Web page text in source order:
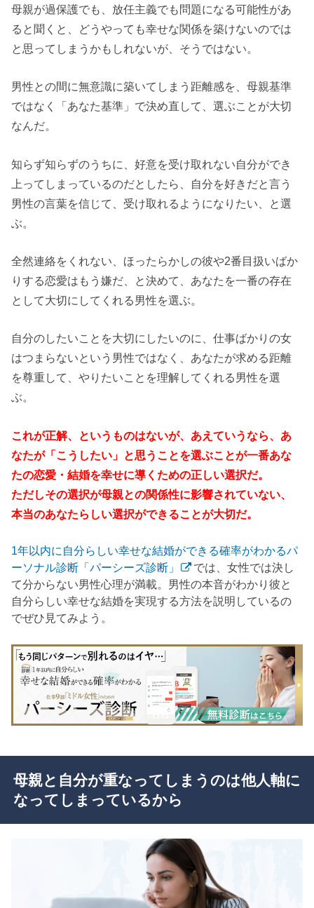
母親が過保護でも、放任主義でも問題になる可能性があ
ると聞くと、どうやっても幸せな関係を築けないのでは
と思ってしまうかもしれないが、そうではない。
男性との間に無意識に築いてしまう距離感を、母親基準
ではなく「あなた基準」で決め直して、選ぶことが大切
なんだ。
知らず知らずのうちに、好意を受け取れない自分ができ
上ってしまっているのだとしたら、自分を好きだと言う
男性の言葉を信じて、受け取れるようになりたい、と選
ぶ。
全然連絡をくれない、ほったらかしの彼や2番目扱いばか
りする恋愛はもう嫌だ、と決めて、あなたを一番の存在
として大切にしてくれる男性を選ぶ。
自分のしたいことを大切にしたいのに、仕事ばかりの女
はつまらないという男性ではなく、あなたが求める距離
を尊重して、やりたいことを理解してくれる男性を選
ぶ。
これが正解、というものはないが、あえていうなら、あ
なたが「こうしたい」と思うことを選ぶことが一番あな
たの恋愛・結婚を幸せに導くための正しい選択だ。
ただしその選択が母親との関係性に影響されていない、
本当のあなたらしい選択ができることが大切だ。
1年以内に自分らしい幸せな結婚ができる確率がわかるパ
ーソナル診断「パーシーズ診断」
では、女性では決し
て分からない男性心理が満載。男性の本音がわかり彼と
自分らしい幸せな結婚を実現する方法を説明しているの
でぜひ見てみよう。
母親と自分が重なってしまうのは他人軸に
なってしまっているから